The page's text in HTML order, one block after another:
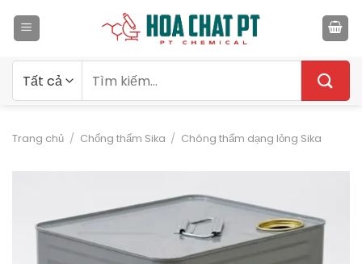
qua
kiếm:
Trang chủ / Chống thấm Sika / Chóng thấm dạng lỏng Sika